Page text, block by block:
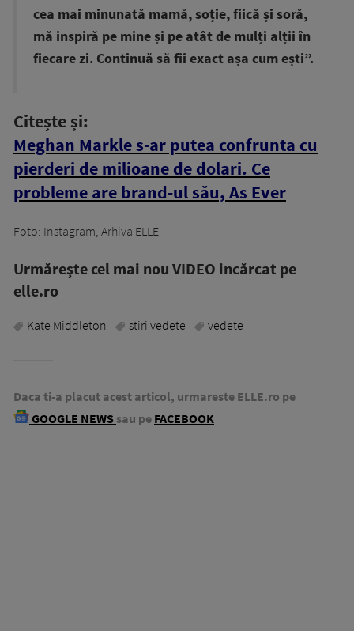
cea mai minunată mamă, soție, fiică și soră,
mă inspiră pe mine și pe atât de mulți alții în
fiecare zi. Continuă să fii exact așa cum ești”.
Citește și:
Meghan Markle s-ar putea confrunta cu
pierderi de milioane de dolari. Ce
probleme are brand-ul său, As Ever
Foto: Instagram, Arhiva ELLE
Urmăreşte cel mai nou VIDEO incărcat pe
elle.ro
Kate Middleton stiri vedete vedete
Daca ti-a placut acest articol, urmareste ELLE.ro pe
GOOGLE NEWS sau pe FACEBOOK